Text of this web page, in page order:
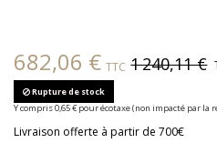
682,06 € TTC 1 240,11 €
Rupture de stock
Y compris 0,65 € pour écotaxe (non impacté par la
Livraison offerte à partir de 700€